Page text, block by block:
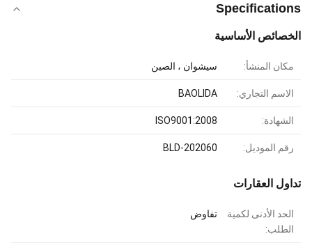
Specifications
الخصائص الأساسية
مكان المنشأ: سيشوان ، الصين
الاسم التجاري: BAOLIDA
الشهادة: ISO9001:2008
رقم الموديل: BLD-202060
تداول العقارات
الحد الأدنى لكمية
الطلب:
تفاوض